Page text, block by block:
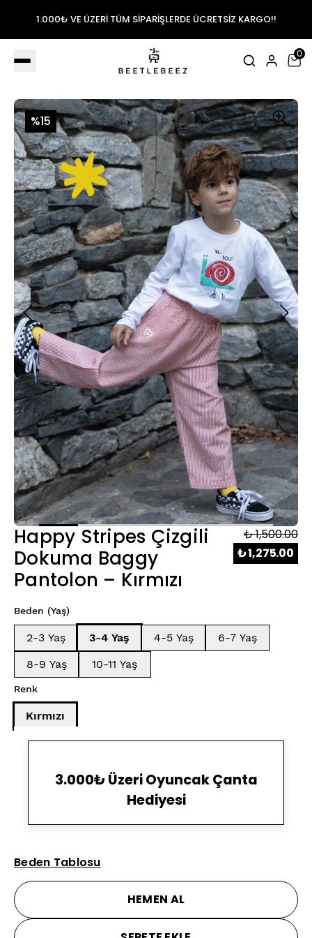
1.000₺ VE ÜZERİ TÜM SİPARİŞLERDE ÜCRETSİZ KARGO!!
0
%15
Happy Stripes Çizgili
Dokuma Baggy
Pantolon – Kırmızı
₺ 1,500.00
₺ 1,275.00
Beden (Yaş)
2-3 Yaş 3-4 Yaş 4-5 Yaş
6-7 Yaş
8-9 Yaş
10-11 Yaş
Renk
Kırmızı
3.000₺ Üzeri Oyuncak Çanta
Hediyesi
Beden Tablosu
HEMEN AL